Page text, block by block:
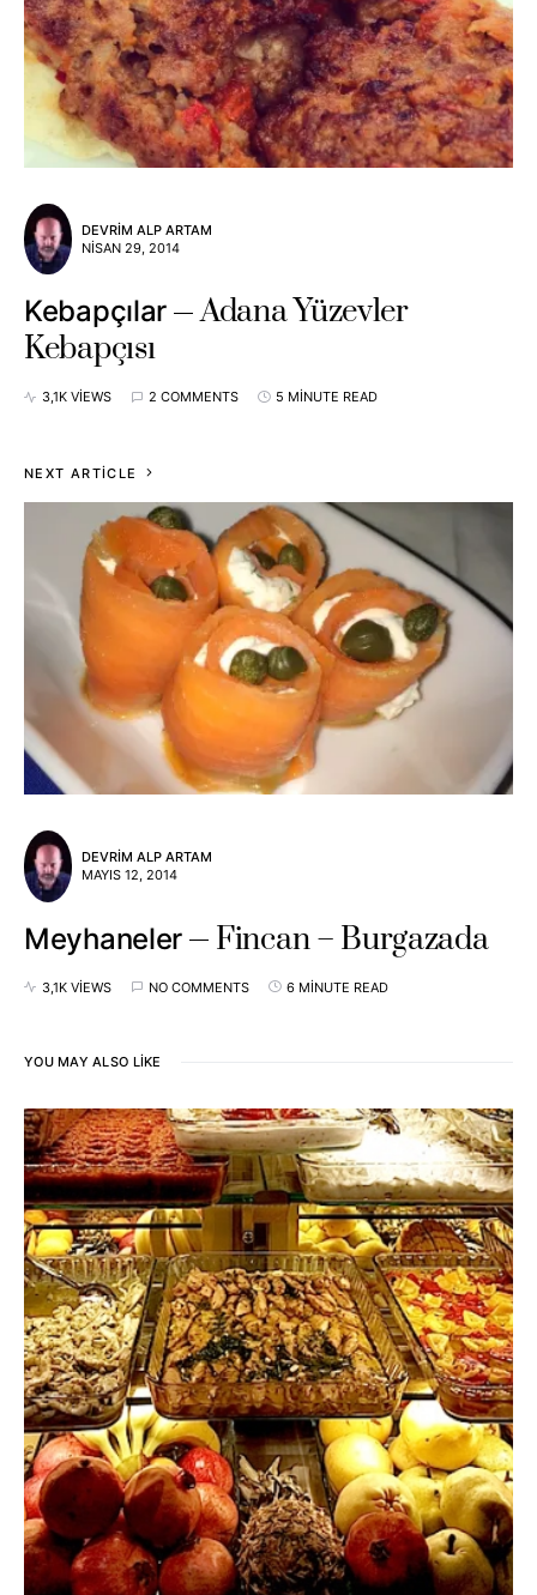
DEVRIM ALP ARTAM
NISAN 29, 2014
Kebapçılar
Adana Yüzevler
Kebapçısı
3,1K VIEWS 2 COMMENTS 5 MINUTE READ
NEXT ARTICLE
DEVRIM ALP ARTAM
MAYIS 12, 2014
Meyhaneler Fincan – Burgazada
3,1K VIEWS NO COMMENTS 6 MINUTE READ
YOU MAY ALSO LIKE